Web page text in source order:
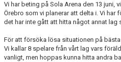
MATCHER
BILDGALLERI
Vi har beting på Sola Arena den 13 juni,
Örebro som vi planerar att delta i. Vi har
det har inte gått att hitta något annat lag
För att försöka lösa situationen på
Vi kallar 8 spelare från vårt lag vars
vanligt, men hoppas kunna hitta andra